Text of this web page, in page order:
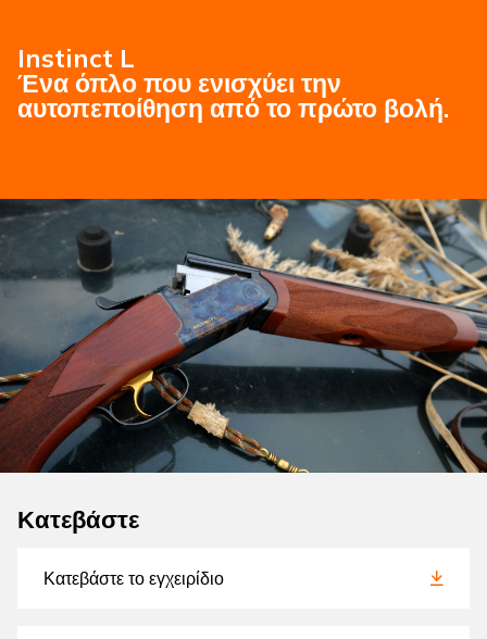
Instinct L
Ένα όπλο που ενισχύει την
αυτοπεποίθηση από το πρώτο βολή.
Κατεβάστε
Κατεβάστε το εγχειρίδιο